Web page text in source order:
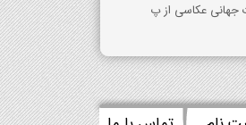
جهانی عکاسی از پ